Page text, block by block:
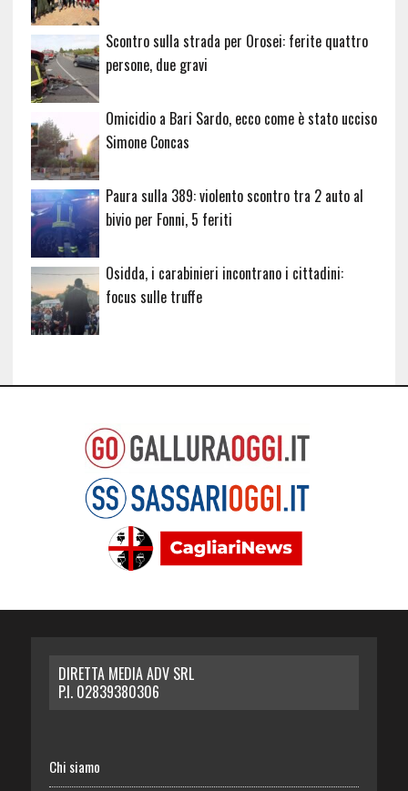
Scontro sulla strada per Orosei: ferite quattro
persone, due gravi
Omicidio a Bari Sardo, ecco come è stato ucciso
Simone Concas
Paura sulla 389: violento scontro tra 2 auto al
bivio per Fonni, 5 feriti
Osidda, i carabinieri incontrano i cittadini:
focus sulle truffe
DIRETTA MEDIA ADV SRL
P.I. 02839380306
Chi siamo